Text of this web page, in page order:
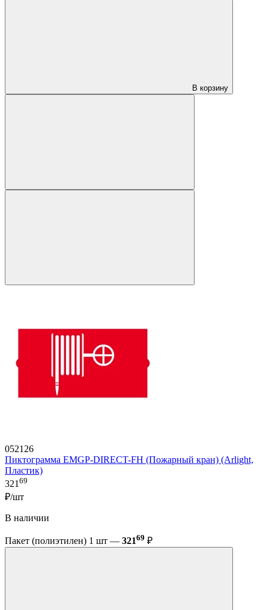
В корзину
052126
Пиктограмма EMGP-DIRECT-FH (Пожарный кран) (Arlight,
Пластик)
32169
₽/шт
В наличии
Пакет (полиэтилен) 1 шт — 32169 ₽